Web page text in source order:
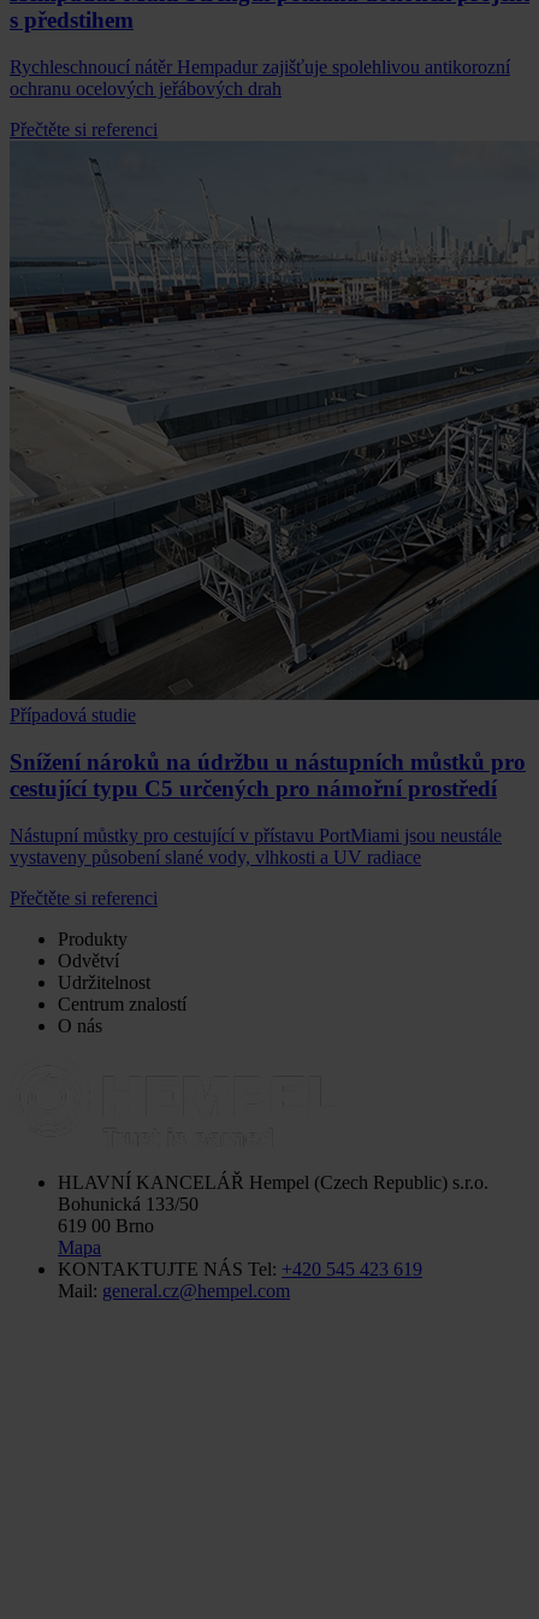
s předstihem
Rychleschnoucí nátěr Hempadur zajišťuje spolehlivou antikorozní
ochranu ocelových jeřábových drah
Přečtěte si referenci
Případová studie
Snížení nároků na údržbu u nástupních můstků pro
cestující typu C5 určených pro námořní prostředí
Nástupní můstky pro cestující v přístavu PortMiami jsou neustále
vystaveny působení slané vody, vlhkosti a UV radiace
Přečtěte si referenci
Produkty
Odvětví
Udržitelnost
Centrum znalostí
O nás
HLAVNÍ KANCELÁŘ Hempel (Czech Republic) s.r.o.
Bohunická 133/50
619 00 Brno
Mapa
KONTAKTUJTE NÁS Tel: +420 545 423 619
Mail: general.cz@hempel.com